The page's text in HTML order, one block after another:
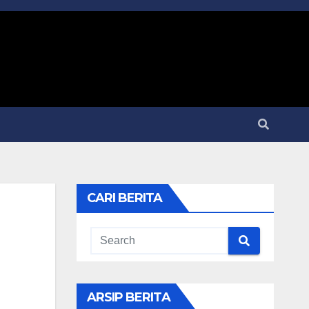
CARI BERITA
ARSIP BERITA